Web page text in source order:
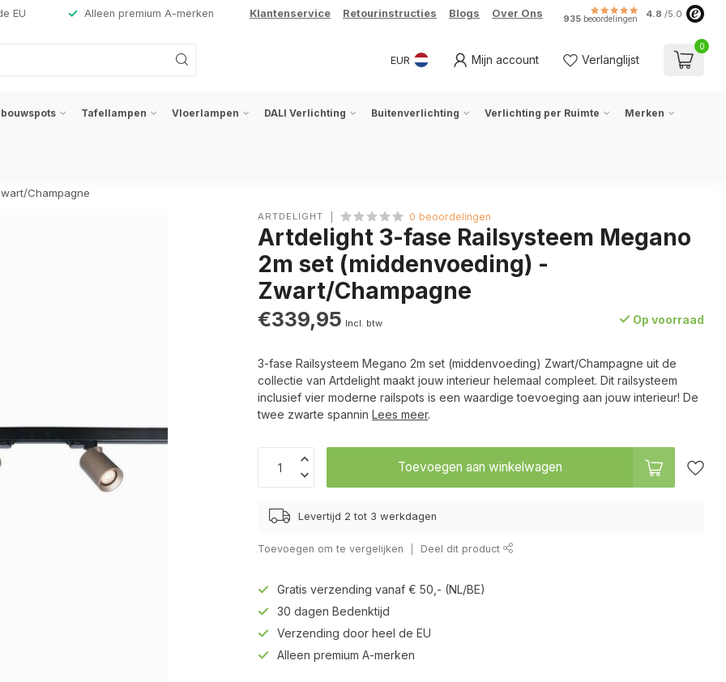
EU Alleen premium A-merken Klantenservice Retourinstructies Blogs Over Ons 935 beoordelingen 4.8 /5.0
EUR Mijn account Verlanglijst
0
Tafellampen Vloerlampen DALI Verlichting Buitenverlichting Verlichting per Ruimte Merken
Champagne
ARTDELIGHT 0 beoordelingen
Artdelight 3-fase Railsysteem Megano
2m set (middenvoeding) -
Zwart/Champagne
€339,95 Incl. btw Op voorraad
3-fase Railsysteem Megano 2m set (middenvoeding) Zwart/Champagne uit de
collectie van Artdelight maakt jouw interieur helemaal compleet. Dit railsysteem
inclusief vier moderne railspots is een waardige toevoeging aan jouw interieur! De
twee zwarte spanninLees meer.
Toevoegen aan winkelwagen
Levertijd 2 tot 3 werkdagen
Toevoegen om te vergelijken Deel dit product
Gratis verzending vanaf € 50,- (NL/BE)
30 dagen Bedenktijd
Verzending door heel de EU
Alleen premium A-merken